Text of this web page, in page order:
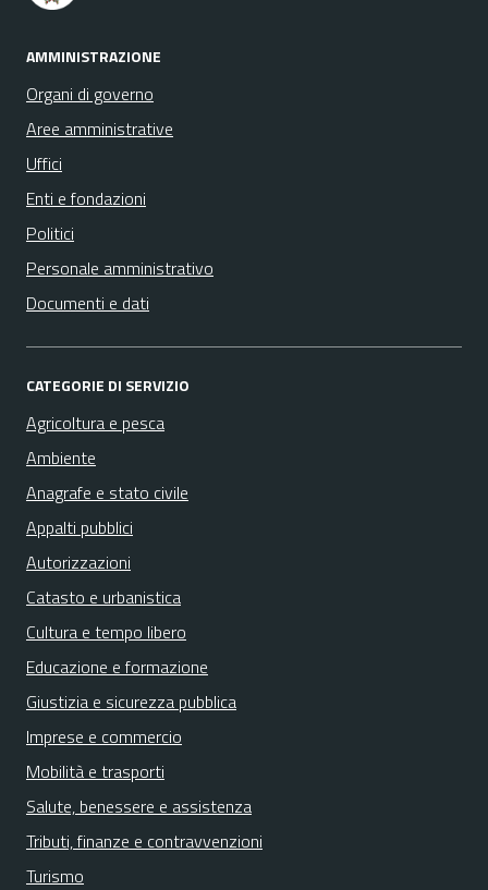
AMMINISTRAZIONE
Organi di governo
Aree amministrative
Uffici
Enti e fondazioni
Politici
Personale amministrativo
Documenti e dati
CATEGORIE DI SERVIZIO
Agricoltura e pesca
Ambiente
Anagrafe e stato civile
Appalti pubblici
Autorizzazioni
Catasto e urbanistica
Cultura e tempo libero
Educazione e formazione
Giustizia e sicurezza pubblica
Imprese e commercio
Mobilità e trasporti
Salute, benessere e assistenza
Tributi, finanze e contravvenzioni
Turismo